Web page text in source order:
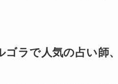
ゴラで人気の占い師